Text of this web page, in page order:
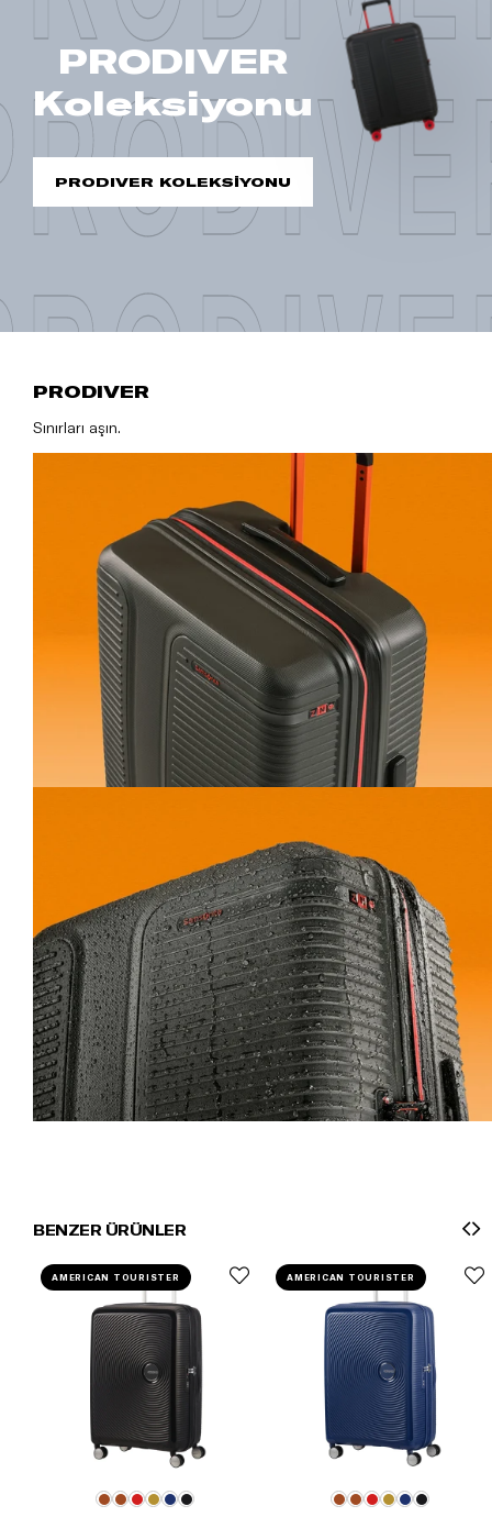
PRODIVER
Koleksiyonu
PRODIVER KOLEKSİYONU
PRODIVER
Sınırları aşın.
BENZER ÜRÜNLER
AMERICAN TOURISTER AMERICAN TOURISTER